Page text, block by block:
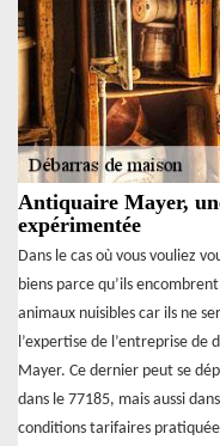
Antiquaire Mayer,
expérimentée
Dans le cas où vous vouliez
biens parce qu’ils
animaux nuisibles car ils ne
l’expertise de l’entreprise
Mayer. Ce dernier peut se
dans le 77185, mais aussi
conditions tarifaires